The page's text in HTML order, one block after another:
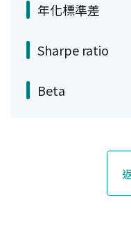
年化標準差
Sharpe ratio
Beta